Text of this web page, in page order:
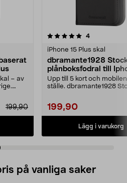
– av
199,90
4recensioner
iPhone 15 Plus skal
dbramante1928
plånboksfodral till
Plus
Upp till 5 kort och
ställe. dbramante1928
199,90
Lägg i varukorg
5.0 av 5 stjärnor
på vanliga saker